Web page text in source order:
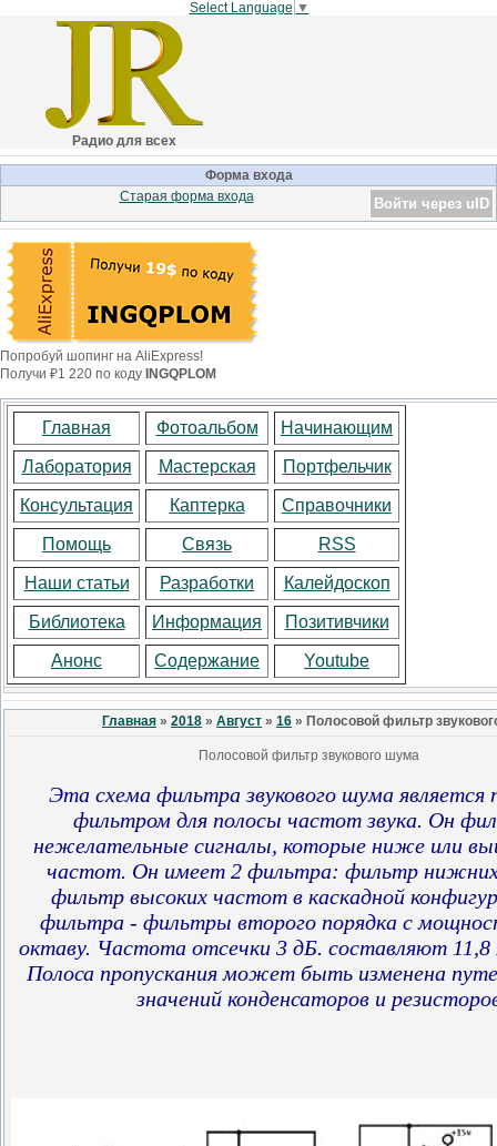
Select Language ▼
Радио для всех
Форма входа
Войти через uID
Старая форма входа
Попробуй шопинг на AliExpress!
Получи ₽1 220 по коду INGQPLOM
Главная Фотоальбом Начинающим
Лаборатория Мастерская Портфельчик
Консультация Каптерка Справочники
Помощь Связь RSS
Наши статьи Разработки Калейдоскоп
Библиотека Информация Позитивчики
Анонс Содержание Youtube
Главная » 2018 » Август » 16 » Полосовой фильтр
Полосовой фильтр звукового шума
Эта схема фильтра звукового шума является
фильтром для полосы частот звука. Он
нежелательные сигналы, которые ниже или
частот. Он имеет 2 фильтра: фильтр
фильтр высоких частот в каскадной
фильтра - фильтры второго порядка с
октаву. Частота отсечки 3 дБ. составляют 11,8
Полоса пропускания может быть изменена
значений конденсаторов и